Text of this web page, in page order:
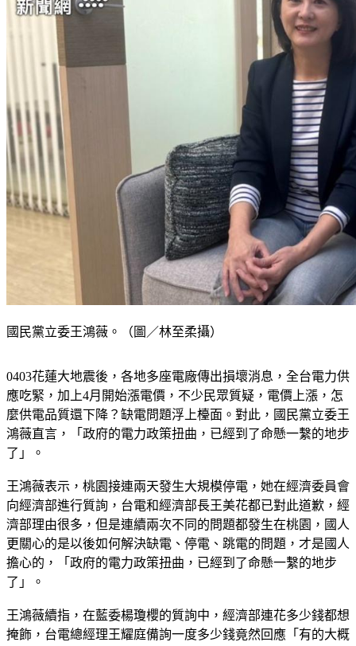
0403花蓮大地震後，各地多座電廠傳出損壞消息，全台電力供
應吃緊，加上4月開始漲電價，不少民眾質疑，電價上漲，怎
麼供電品質還下降？缺電問題浮上檯面。對此，國民黨立委王
鴻薇直言，「政府的電力政策扭曲，已經到了命懸一繫的地步
王鴻薇表示，桃園接連兩天發生大規模停電，她在經濟委員會
向經濟部進行質詢，台電和經濟部長王美花都已對此道歉，經
濟部理由很多，但是連續兩次不同的問題都發生在桃園，國人
更關心的是以後如何解決缺電、停電、跳電的問題，才是國人
擔心的，「政府的電力政策扭曲，已經到了命懸一繫的地步
王鴻薇續指，在藍委楊瓊櫻的質詢中，經濟部連花多少錢都想